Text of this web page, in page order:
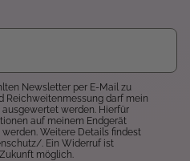
Newsletter per E-Mail zu
Reichweitenmessung darf mein
werden. Hierfür
auf meinem Endgerät
Weitere Details findest
. Ein Widerruf ist
möglich.